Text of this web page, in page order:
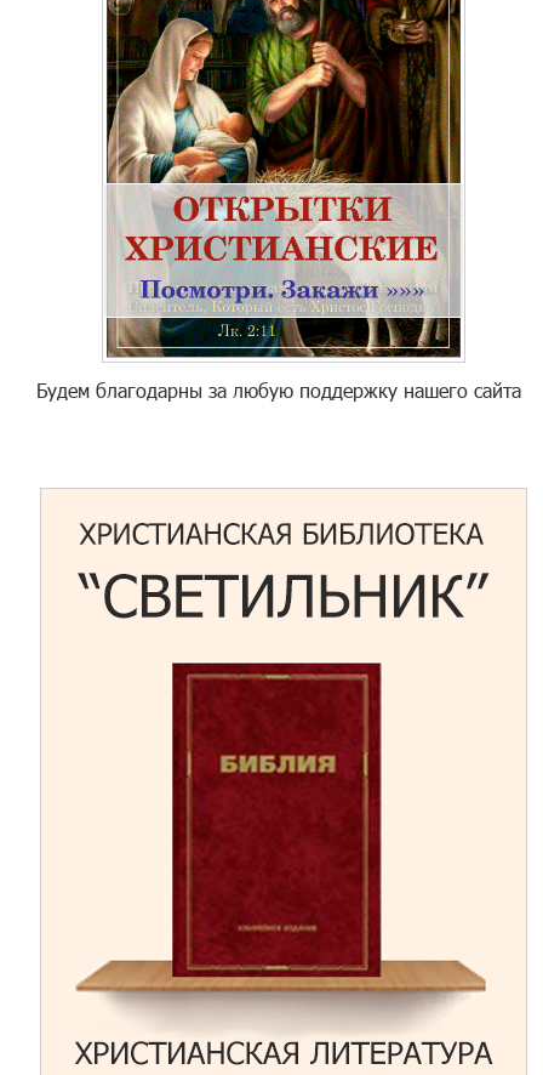
Будем благодарны за любую поддержку нашего сайта